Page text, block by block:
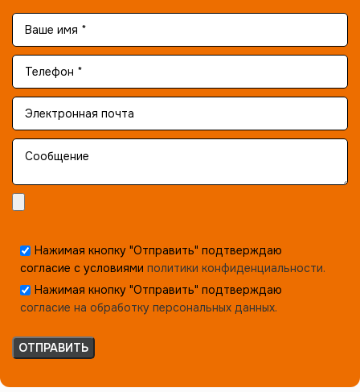
Нажимая кнопку "Отправить" подтверждаю
согласие с условиями политики конфиденциальности.
Нажимая кнопку "Отправить" подтверждаю
согласие на обработку персональных данных.